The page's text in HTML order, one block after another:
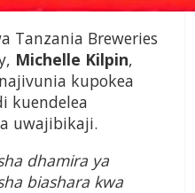
Tanzania Breweries
Michelle Kilpin,
kupokea
kuendelea
uwajibikaji.
dhamira ya
biashara kwa